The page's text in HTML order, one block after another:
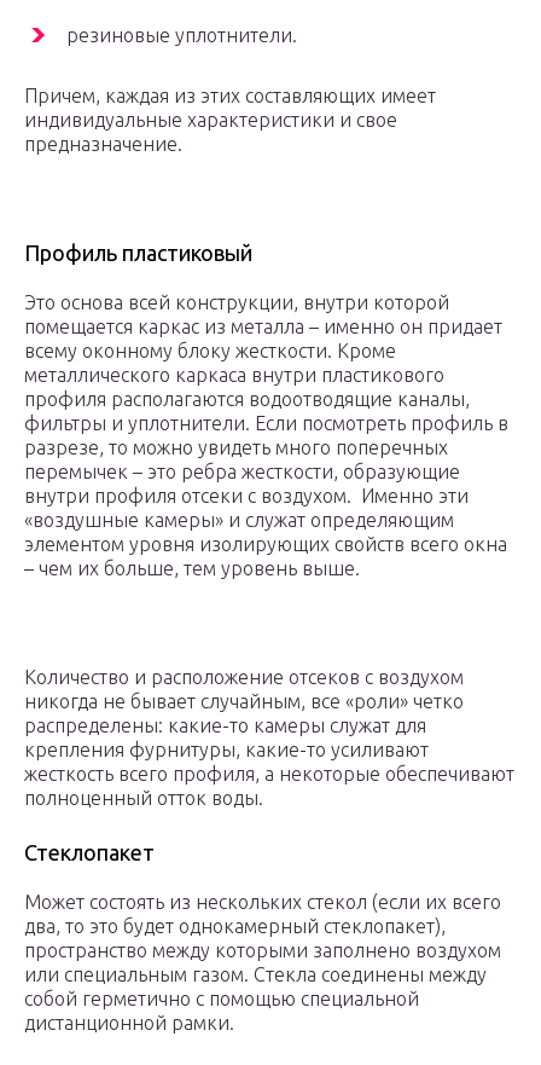
резиновые уплотнители.
Причем, каждая из этих составляющих имеет
индивидуальные характеристики и свое
предназначение.
Профиль пластиковый
Это основа всей конструкции, внутри которой
помещается каркас из металла – именно он придает
всему оконному блоку жесткости. Кроме
металлического каркаса внутри пластикового
профиля располагаются водоотводящие каналы,
фильтры и уплотнители. Если посмотреть профиль в
разрезе, то можно увидеть много поперечных
перемычек – это ребра жесткости, образующие
внутри профиля отсеки с воздухом. Именно эти
«воздушные камеры» и служат определяющим
элементом уровня изолирующих свойств всего окна
– чем их больше, тем уровень выше.
Количество и расположение отсеков с воздухом
никогда не бывает случайным, все «роли» четко
распределены: какие-то камеры служат для
крепления фурнитуры, какие-то усиливают
жесткость всего профиля, а некоторые обеспечивают
полноценный отток воды.
Стеклопакет
Может состоять из нескольких стекол (если их всего
два, то это будет однокамерный стеклопакет),
пространство между которыми заполнено воздухом
или специальным газом. Стекла соединены между
собой герметично с помощью специальной
дистанционной рамки.